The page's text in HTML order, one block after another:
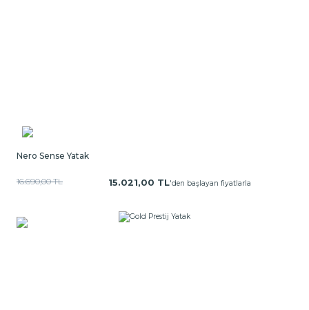
Nero Sense Yatak
16.690,00 TL 15.021,00 TL'den başlayan fiyatlarla